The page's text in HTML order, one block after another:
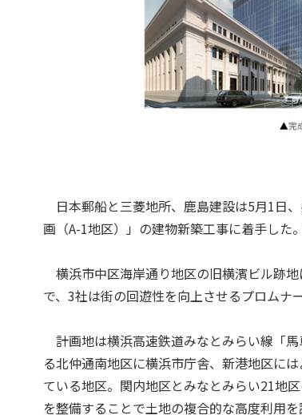
日本郵船と三菱地所、鹿島建設は5月1日
画（A-1地区）」の建物新築工事に着手した
横浜市中区海岸通り地区の旧横濱ビル跡
で、3社は街の回遊性を向上させるプロムナ
計画地は横浜高速鉄道みなとみらい線「
る北仲通南地区に横浜市庁舎、新港地区に
ている地区。関内地区とみなとみらい21地
を整備することで土地の複合的な高度利用